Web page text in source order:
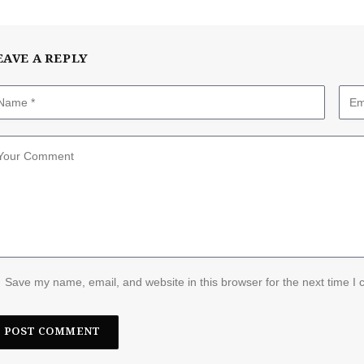
A REPLY
Save my name, email, and website in this browser for the next time I